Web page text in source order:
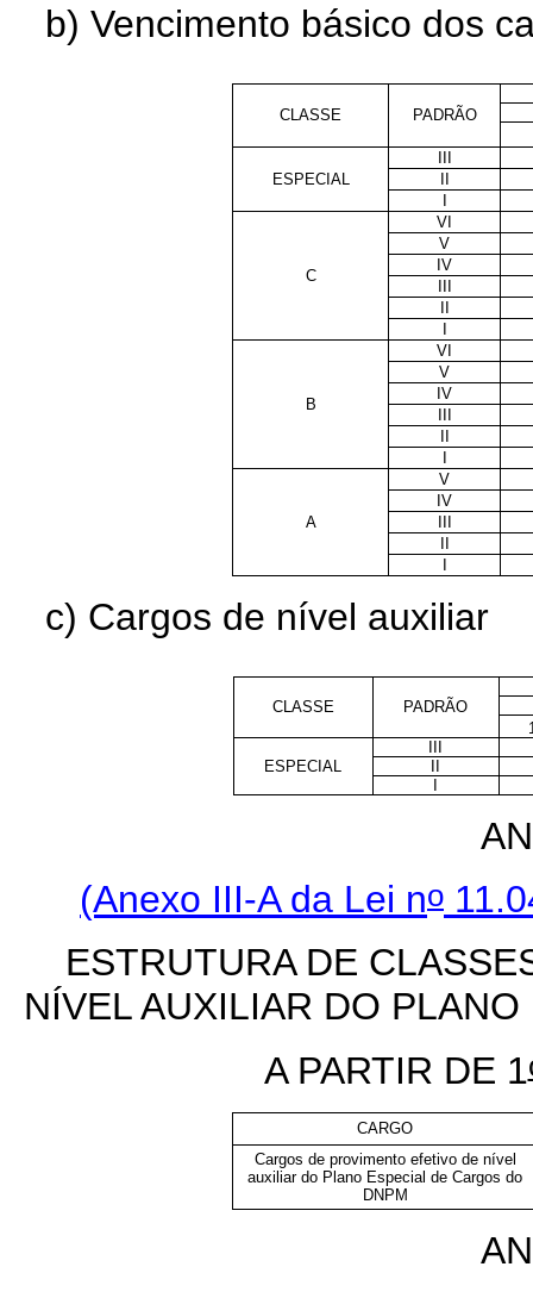
b) Vencimento básico dos
CLASSE PADRÃO
ESPECIAL
C
VI
V
IV
B
VI
V
IV
A
V
IV
c) Cargos de nível auxiliar
CLASSE
PADRÃO
ESPECIAL
(Anexo III-A da Lei no
ESTRUTURA DE
NÍVEL AUXILIAR DO
A PARTIR DE 1
CARGO
Cargos de provimento efetivo de nível
auxiliar do Plano Especial de Cargos do
DNPM